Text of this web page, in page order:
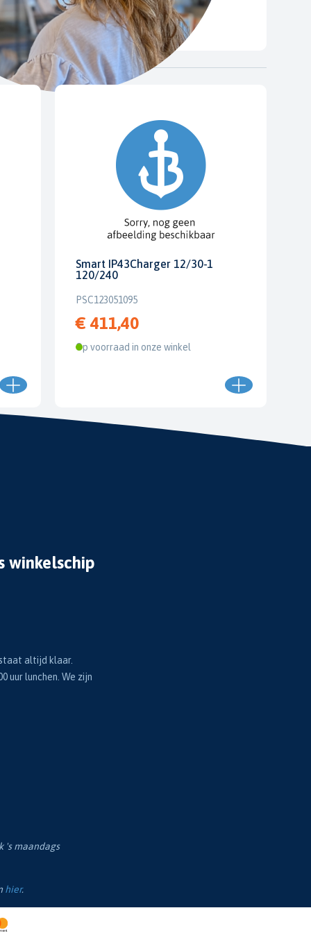
Smart IP43Charger 12/30-1
120/240
PSC123051095
€ 411,40
Op voorraad in onze winkel
winkelschip
altijd klaar.
uur lunchen. We zijn
's maandags
hier.